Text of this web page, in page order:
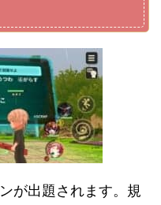
が出題されます。規